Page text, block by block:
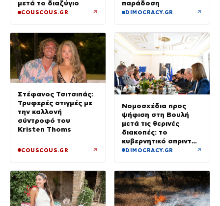
μετά το διαζύγιο
COUSCOUS.GR ↗
παράδοση
DIMOCRACY.GR ↗
Στέφανος Τσιτσιπάς:
Τρυφερές στιγμές με
την καλλονή
σύντροφό του
Kristen Thoms
COUSCOUS.GR ↗
Νομοσχέδια προς
ψήφιση στη Βουλή
μετά τις θερινές
διακοπές: το
κυβερνητικό σπριντ
μετά τον
DIMOCRACY.GR ↗